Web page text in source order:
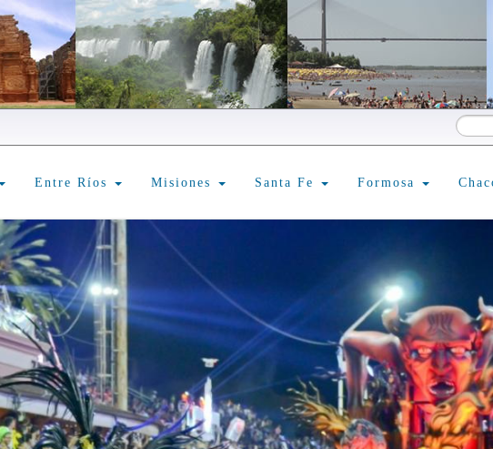
Entre Ríos Misiones Santa Fe Formosa